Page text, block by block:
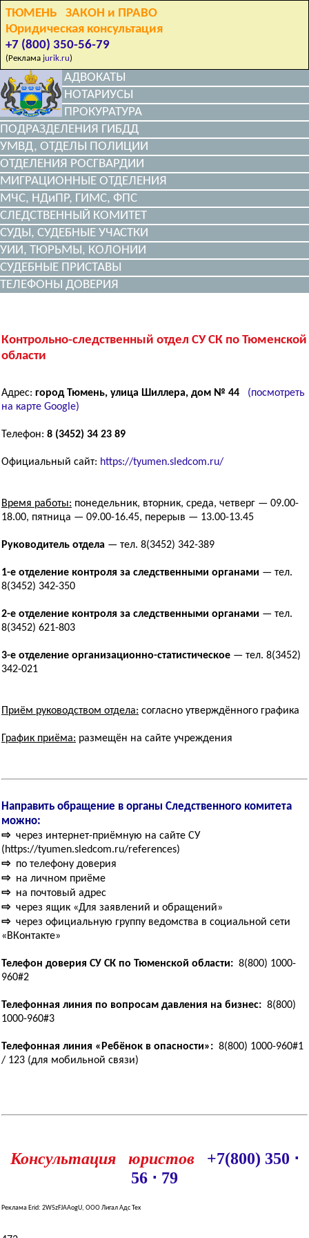
ТЮМЕНЬ ЗАКОН и ПРАВО
Юридическая консультация
+7 (800) 350-56-79
(Реклама jurik.ru)
АДВОКАТЫ
НОТАРИУСЫ
ПРОКУРАТУРА
ПОДРАЗДЕЛЕНИЯ ГИБДД
УМВД, ОТДЕЛЫ ПОЛИЦИИ
ОТДЕЛЕНИЯ РОСГВАРДИИ
МИГРАЦИОННЫЕ ОТДЕЛЕНИЯ
МЧС, НДиПР, ГИМС, ФПС
СЛЕДСТВЕННЫЙ КОМИТЕТ
СУДЫ, СУДЕБНЫЕ УЧАСТКИ
УИИ, ТЮРЬМЫ, КОЛОНИИ
СУДЕБНЫЕ ПРИСТАВЫ
ТЕЛЕФОНЫ ДОВЕРИЯ
Контрольно-следственный отдел СУ СК по Тюменской
области
Адрес: город Тюмень, улица Шиллера, дом № 44
(посмотреть
на карте Google)
Телефон: 8 (3452) 34 23 89
Официальный сайт: https://tyumen.sledcom.ru/
Время работы: понедельник, вторник, среда, четверг — 09.00-
18.00, пятница — 09.00-16.45, перерыв — 13.00-13.45
Руководитель отдела — тел. 8(3452) 342-389
1-е отделение контроля за следственными органами — тел.
8(3452) 342-350
2-е отделение контроля за следственными органами — тел.
8(3452) 621-803
3-е отделение организационно-статистическое — тел. 8(3452)
342-021
Приём руководством отдела: согласно утверждённого графика
График приёма: размещён на сайте учреждения
Направить обращение в органы Следственного комитета
можно:
⇨через интернет-приёмную на сайте СУ
(https://tyumen.sledcom.ru/references)
⇨по телефону доверия
⇨на личном приёме
⇨на почтовый адрес
⇨через ящик «Для заявлений и обращений»
⇨через официальную группу ведомства в социальной сети
«ВКонтакте»
Телефон доверия СУ СК по Тюменской области: 8(800) 1000-
960#2
Телефонная линия по вопросам давления на бизнес: 8(800)
1000-960#3
Телефонная линия «Ребёнок в опасности»: 8(800) 1000-960#1
/ 123 (для мобильной связи)
Консультация юристов
+7(800) 350 ⋅
56 ⋅ 79
Реклама Erid: 2W5zFJAAogU, ООО Лигал Адс Тех